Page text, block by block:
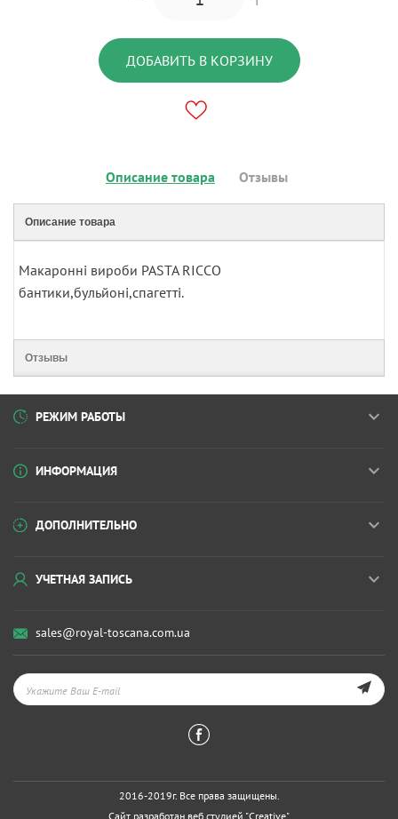
ДОБАВИТЬ В КОРЗИНУ
Описание товара Отзывы
Описание товара
Макаронні вироби PASTA RICCO
бантики,бульйоні,спагетті.
Отзывы
РЕЖИМ РАБОТЫ
ИНФОРМАЦИЯ
ДОПОЛНИТЕЛЬНО
УЧЕТНАЯ ЗАПИСЬ
sales@royal-toscana.com.ua
2016-2019г. Все права защищены.
Сайт разработан веб студией "Creative"